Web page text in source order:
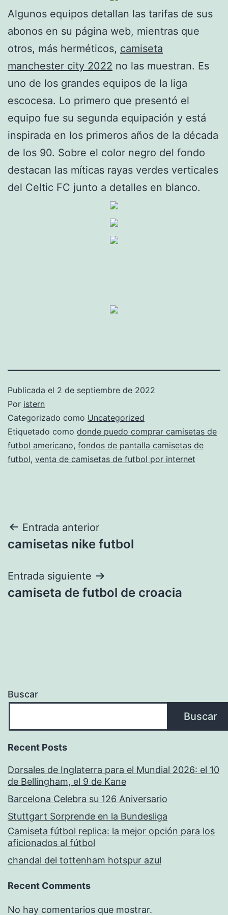
Algunos equipos detallan las tarifas de sus
abonos en su página web, mientras que
otros, más herméticos, camiseta
manchester city 2022 no las muestran. Es
uno de los grandes equipos de la liga
escocesa. Lo primero que presentó el
equipo fue su segunda equipación y está
inspirada en los primeros años de la década
de los 90. Sobre el color negro del fondo
destacan las míticas rayas verdes verticales
del Celtic FC junto a detalles en blanco.
Publicada el 2 de septiembre de 2022
Por istern
Categorizado como Uncategorized
Etiquetado como donde puedo comprar camisetas de
futbol americano, fondos de pantalla camisetas de
futbol, venta de camisetas de futbol por internet
Navegación
de
entradas
Entrada anterior
camisetas nike futbol
Entrada siguiente
camiseta de futbol de croacia
Buscar
Buscar
Recent Posts
Dorsales de Inglaterra para el Mundial 2026: el 10
de Bellingham, el 9 de Kane
Barcelona Celebra su 126 Aniversario
Stuttgart Sorprende en la Bundesliga
Camiseta fútbol replica: la mejor opción para los
aficionados al fútbol
chandal del tottenham hotspur azul
Recent Comments
No hay comentarios que mostrar.